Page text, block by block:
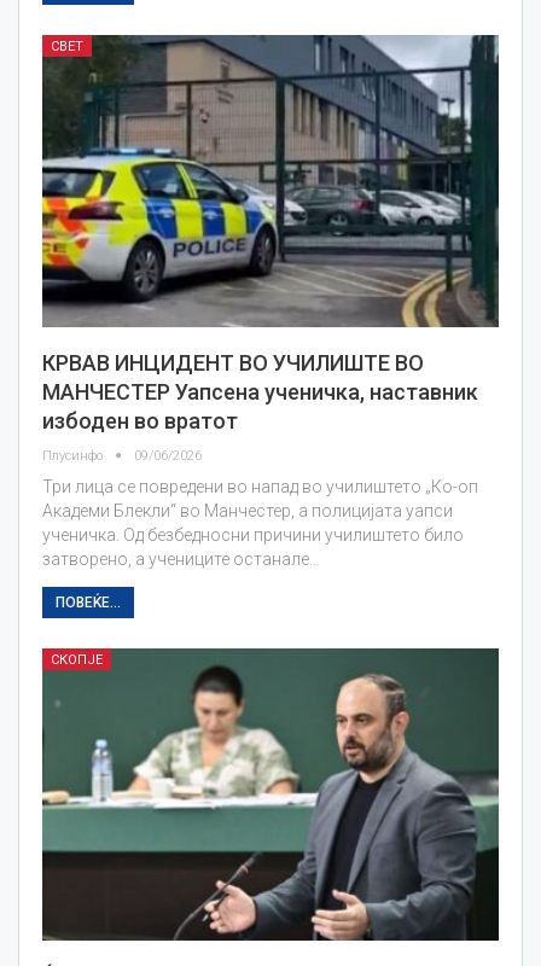
СВЕТ
КРВАВ ИНЦИДЕНТ ВО УЧИЛИШТЕ ВО
МАНЧЕСТЕР Уапсена ученичка, наставник
избоден во вратот
Плусинфо 09/06/2026
Три лица се повредени во напад во училиштето „Ко-оп
Академи Блекли“ во Манчестер, а полицијата уапси
ученичка. Од безбедносни причини училиштето било
затворено, а учениците останале…
ПОВЕЌЕ...
СКОПЈЕ